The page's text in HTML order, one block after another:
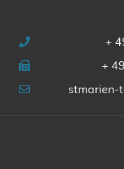
+
+
stmarien-